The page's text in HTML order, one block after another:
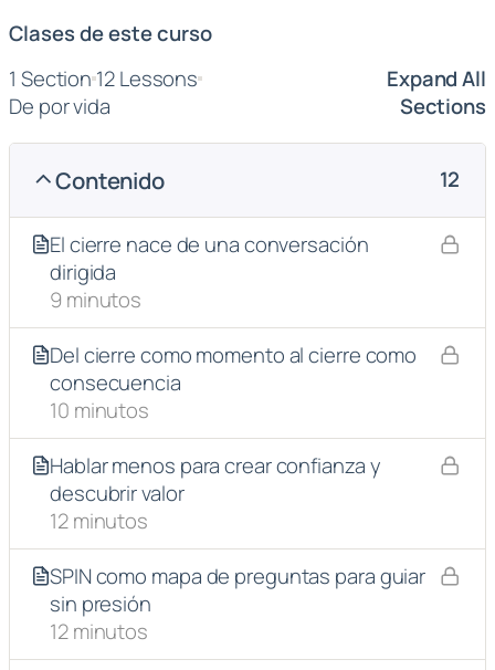
Clases de este curso
1 Section12 Lessons
De por vida
Expand All
Sections
Contenido 12
El cierre nace de una conversación
dirigida
9 minutos
Del cierre como momento al cierre como
consecuencia
10 minutos
Hablar menos para crear confianza y
descubrir valor
12 minutos
SPIN como mapa de preguntas para guiar
sin presión
12 minutos